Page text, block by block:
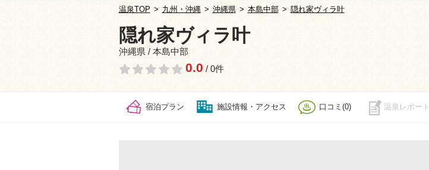
温泉TOP > 九州・沖縄 > 沖縄県 > 本島中部 > 隠れ家ヴィラ叶
隠れ家ヴィラ叶
沖縄県 / 本島中部
0.0 / 0件
宿泊プラン 施設情報・アクセス 口コミ(0) 温泉レポート